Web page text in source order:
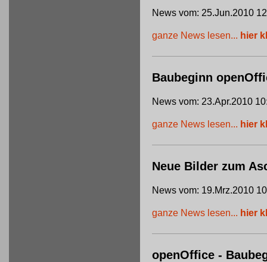
News vom: 25.Jun.2010
ganze News lesen... hier
Baubeginn
News vom: 23.Apr.2010
ganze News lesen... hier
Neue Bilder zum
News vom: 19.Mrz.2010
ganze News lesen... hier
openOffice -